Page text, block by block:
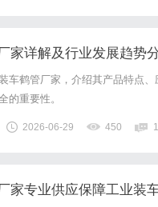
家详解及行业发展趋势
车鹤管厂家，介绍其产品特点
的重要性。
2026-06-29 450
家专业供应保障工业装